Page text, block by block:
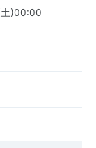
)00:00